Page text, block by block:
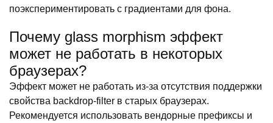
поэкспериментировать с градиентами для фона.
Почему glass morphism эффект
может не работать в некоторых
браузерах?
Эффект может не работать из-за отсутствия поддержки
свойства backdrop-filter в старых браузерах.
Рекомендуется использовать вендорные префиксы и